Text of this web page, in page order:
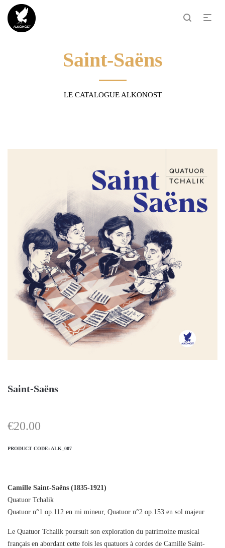
Saint-Saëns
LE CATALOGUE ALKONOST
Saint-Saëns
€20.00
PRODUCT CODE: ALK_007
Camille Saint-Saëns (1835-1921)
Quatuor Tchalik
Quatuor n°1 op.112 en mi mineur, Quatuor n°2 op.153 en sol majeur
Le Quatuor Tchalik poursuit son exploration du patrimoine musical
français en abordant cette fois les quatuors à cordes de Camille Saint-